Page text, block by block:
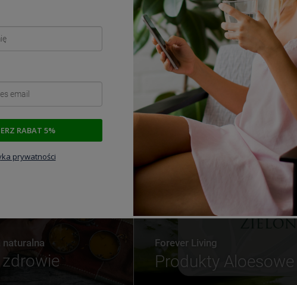
Zdrowa żywność
Żyj zdrowo
Forever Living
Produkty Aloesowe
naturalna
RABAT 5%
prywatności